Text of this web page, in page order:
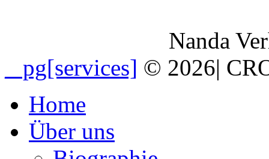
Nanda
_ pg[services] © 2026|
Home
Über uns